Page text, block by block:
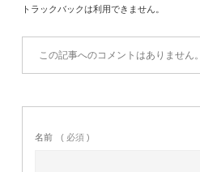
トラックバックは利用できません。
この記事へのコメントはありません。
名前 ( 必須 )